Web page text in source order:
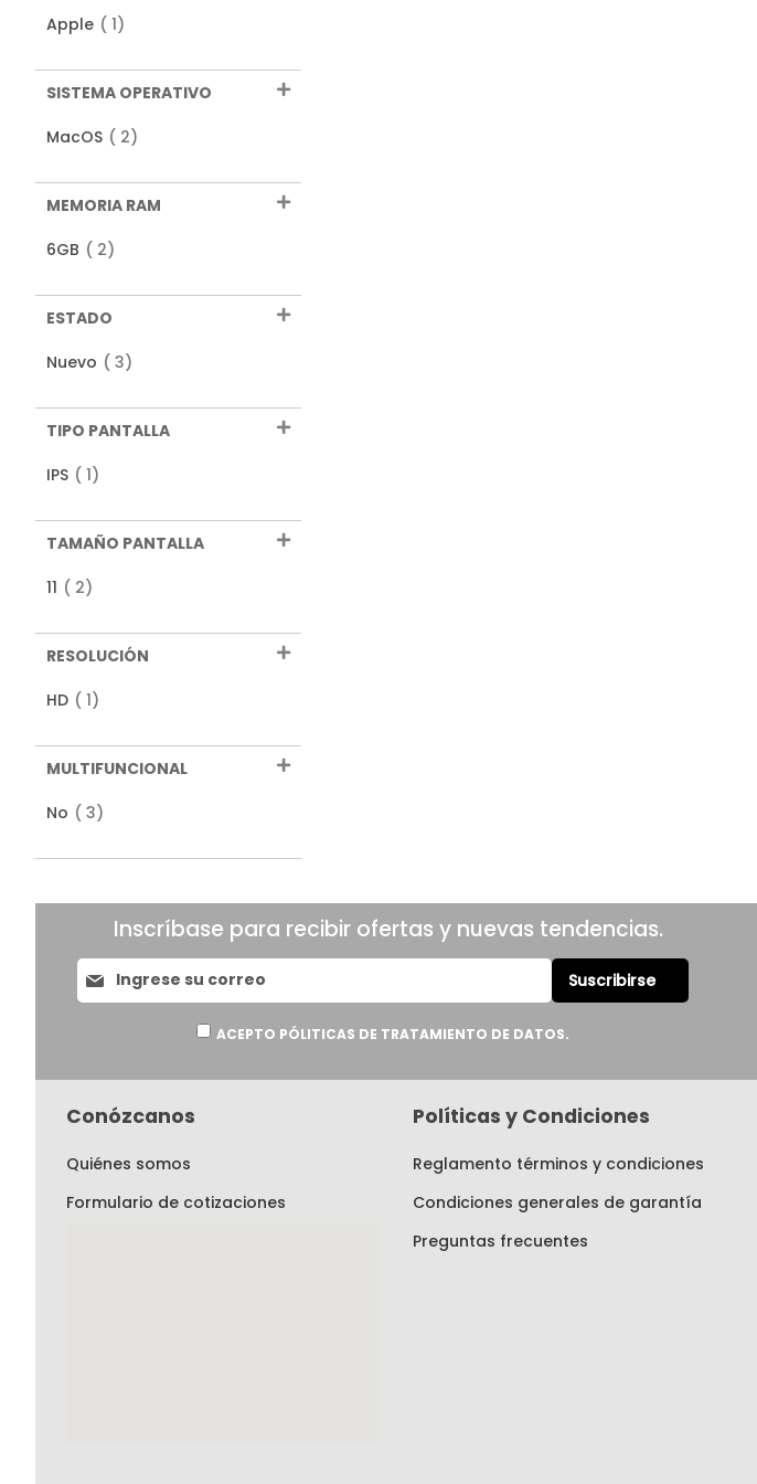
Apple
1producto
SISTEMA OPERATIVO
MacOS
2productos
MEMORIA RAM
6GB
2productos
ESTADO
Nuevo
3productos
TIPO PANTALLA
IPS
1producto
TAMAÑO PANTALLA
11
2productos
RESOLUCIÓN
HD
1producto
MULTIFUNCIONAL
No
3productos
Inscríbase para recibir ofertas y nuevas tendencias.
Suscríbase
al
Suscribirse
ACEPTO PÓLITICAS DE TRATAMIENTO DE DATOS.
Conózcanos
Quiénes somos
Formulario de cotizaciones
Políticas y Condiciones
Reglamento términos y condiciones
Condiciones generales de garantía
Preguntas frecuentes